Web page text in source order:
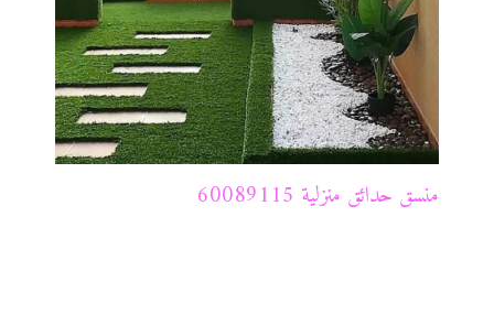
منسق حدائق منزلية 60089115